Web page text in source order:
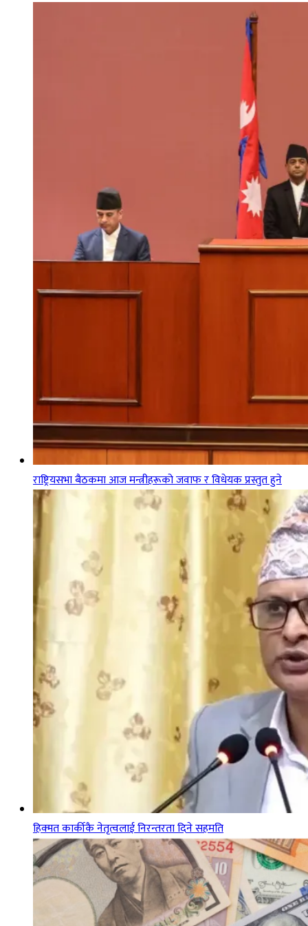
राष्ट्रियसभा बैठकमा आज मन्त्रीहरूको जवाफ र विधेयक प्रस्तुत हुने
हिक्मत कार्कीकै नेतृत्वलाई निरन्तरता दिने सहमति